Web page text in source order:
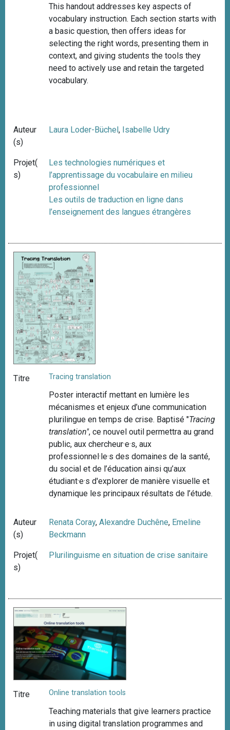
This handout addresses key aspects of
vocabulary instruction. Each section starts with
a basic question, then offers ideas for
selecting the right words, presenting them in
context, and giving students the tools they
need to actively use and retain the targeted
vocabulary.
Auteur
(s)
Laura Loder-Büchel, Isabelle Udry
Projet(
s)
Les technologies numériques et
l’apprentissage du vocabulaire en milieu
professionnel
Les outils de traduction en ligne dans
l’enseignement des langues étrangères
Titre Tracing translation
Poster interactif mettant en lumière les
mécanismes et enjeux d’une communication
plurilingue en temps de crise. Baptisé "Tracing
translation", ce nouvel outil permettra au grand
public, aux chercheur·e·s, aux
professionnel·le·s des domaines de la santé,
du social et de l’éducation ainsi qu’aux
étudiant·e·s d'explorer de manière visuelle et
dynamique les principaux résultats de l’étude.
Auteur
(s)
Renata Coray,Alexandre Duchêne, Emeline
Beckmann
Projet(
s)
Plurilinguisme en situation de crise sanitaire
Titre Online translation tools
Teaching materials that give learners practice
in using digital translation programmes and